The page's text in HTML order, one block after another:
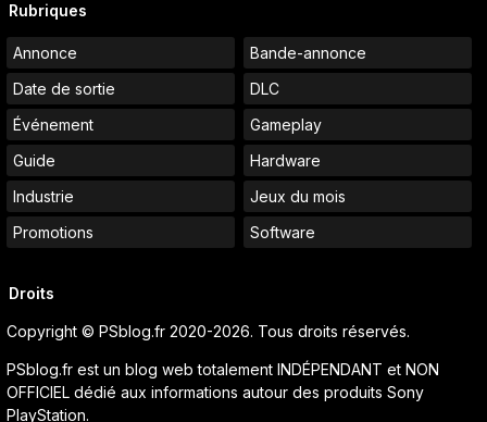
Rubriques
Annonce
Bande-annonce
Date de sortie
DLC
Événement
Gameplay
Guide
Hardware
Industrie
Jeux du mois
Promotions
Software
Droits
Copyright © PSblog.fr 2020-2026. Tous droits réservés.
PSblog.fr est un blog web totalement INDÉPENDANT et NON
OFFICIEL dédié aux informations autour des produits Sony
PlayStation.